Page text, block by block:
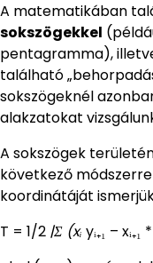
A matematikában
sokszögekkel
pentagramma),
található
sokszögeknél
alakzatokat
A sokszögek
következő
koordinátáját
T = 1/2 |Σ (xᵢ yᵢ₊₁ – xᵢ₊₁